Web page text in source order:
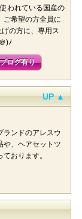
われている国産の
ご希望の方全員に
の方に、専用ス
)ﾉ
ログ有り
UP ▲
ランドのアレスウ
や、ヘアセットツ
おります。